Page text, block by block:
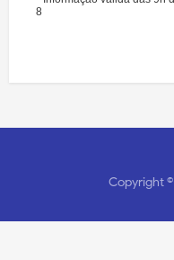
Copyright ©